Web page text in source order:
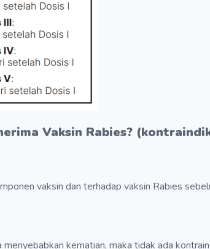
Vaksin Rabies?
vaksin dan terhadap vaksin Rabies
kematian, maka tidak ada